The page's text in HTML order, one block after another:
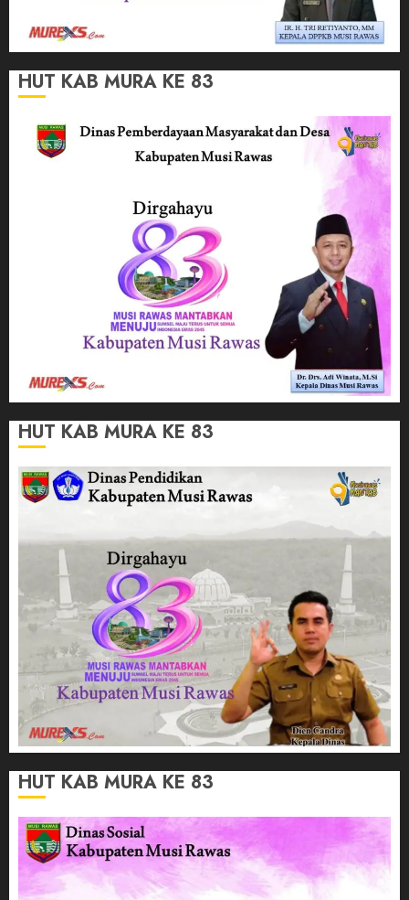
HUT KAB MURA KE 83
HUT KAB MURA KE 83
HUT KAB MURA KE 83